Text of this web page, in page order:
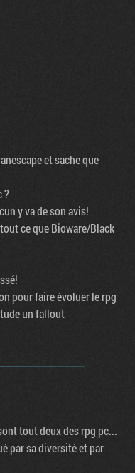
et sache que
?
y va de son avis!
ce que Bioware/Black
pour faire évoluer le rpg
un fallout
tout deux des rpg pc...
par sa diversité et par